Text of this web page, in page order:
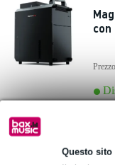
Questo
con